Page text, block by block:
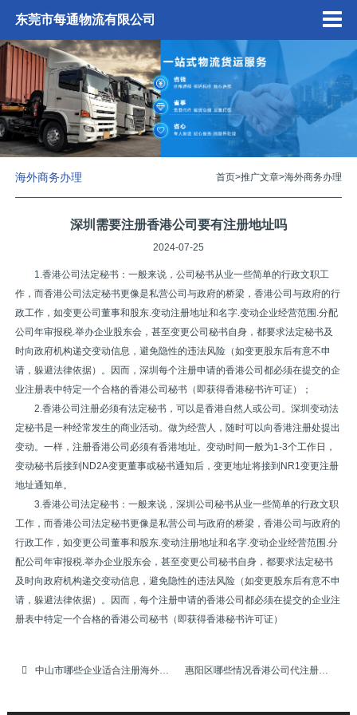
东莞市每通物流有限公司
海外商务办理 首页>推广文章>海外商务办理
深圳需要注册香港公司要有注册地址吗
2024-07-25
1.香港公司法定秘书：一般来说，公司秘书从业一些简单的行政文职工
作，而香港公司法定秘书更像是私营公司与政府的桥梁，香港公司与政府的行
政工作，如变更公司董事和股东.变动注册地址和名字.变动企业经营范围.分配
公司年审报税.举办企业股东会，甚至变更公司秘书自身，都要求法定秘书及
时向政府机构递交变动信息，避免隐性的违法风险（如变更股东后有意不申
请，躲避法律依据）。因而，深圳每个注册申请的香港公司都必须在提交的企
业注册表中特定一个合格的香港公司秘书（即获得香港秘书许可证）；
2.香港公司注册必须有法定秘书，可以是香港自然人或公司。深圳变动法
定秘书是一种经常发生的商业活动。做为经营人，随时可以向香港注册处提出
变动。一样，注册香港公司必须有香港地址。变动时间一般为1-3个工作日，
变动秘书后接到ND2A变更董事或秘书通知后，变更地址将接到NR1变更注册
地址通知单。
3.香港公司法定秘书：一般来说，深圳公司秘书从业一些简单的行政文职
工作，而香港公司法定秘书更像是私营公司与政府的桥梁，香港公司与政府的
行政工作，如变更公司董事和股东.变动注册地址和名字.变动企业经营范围.分
配公司年审报税.举办企业股东会，甚至变更公司秘书自身，都要求法定秘书
及时向政府机构递交变动信息，避免隐性的违法风险（如变更股东后有意不申
请，躲避法律依据）。因而，每个注册申请的香港公司都必须在提交的企业注
册表中特定一个合格的香港公司秘书（即获得香港秘书许可证）
中山市哪些企业适合注册海外离岸公司 惠阳区哪些情况香港公司代注册，香港公司代申请，代办注册香港公司，代申请注册香港公司名称难获批